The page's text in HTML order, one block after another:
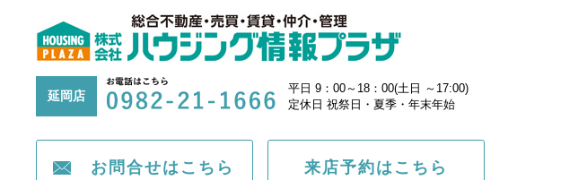
延岡店
平日 9：00～18：00(土日 ～17:00)
定休日 祝祭日・夏季・年末年始
お問合せはこちら 来店予約はこちら